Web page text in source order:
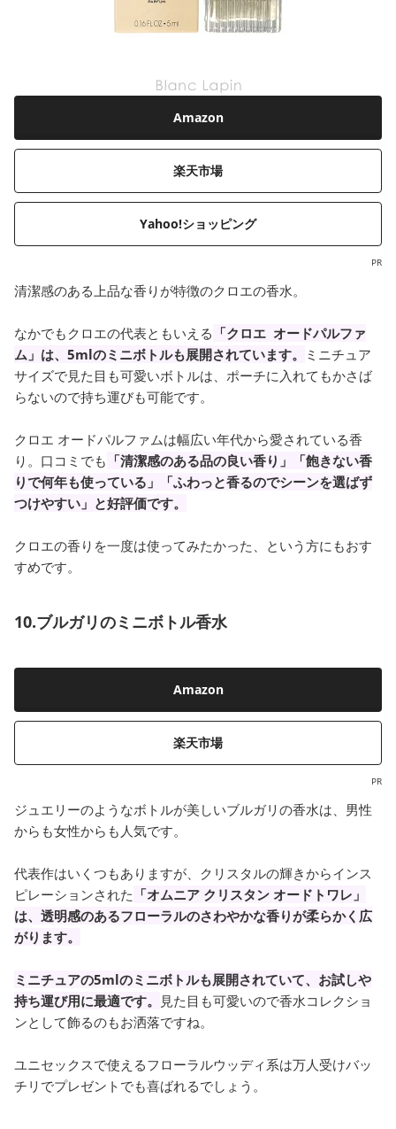
Amazon
楽天市場
Yahoo!ショッピング
PR
清潔感のある上品な香りが特徴のクロエの香水。
なかでもクロエの代表ともいえる 「クロエ オードパルファ
ム」は、5mlのミニボトルも展開されています。 ミニチュア
サイズで見た目も可愛いボトルは、ポーチに入れてもかさば
らないので持ち運びも可能です。
クロエ オードパルファムは幅広い年代から愛されている香
り。口コミでも 「清潔感のある品の良い香り」「飽きない香
りで何年も使っている」「ふわっと香るのでシーンを選ばず
つけやすい」と好評価です。
クロエの香りを一度は使ってみたかった、という方にもおす
すめです。
10.ブルガリのミニボトル香水
Amazon
楽天市場
PR
ジュエリーのようなボトルが美しいブルガリの香水は、男性
からも女性からも人気です。
代表作はいくつもありますが、クリスタルの輝きからインス
ピレーションされた 「オムニア クリスタン オードトワレ」
は、透明感のあるフローラルのさわやかな香りが柔らかく広
がります。
ミニチュアの5mlのミニボトルも展開されていて、お試しや
持ち運び用に最適です。 見た目も可愛いので香水コレクショ
ンとして飾るのもお洒落ですね。
ユニセックスで使えるフローラルウッディ系は万人受けバッ
チリでプレゼントでも喜ばれるでしょう。